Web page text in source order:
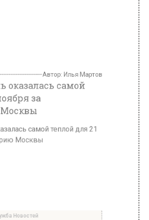
оказалась самой
за